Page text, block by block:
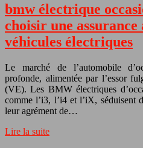
bmw électrique
choisir une assurance
véhicules électriques
Le marché de l’automobile
profonde, alimentée par l’essor
(VE). Les BMW électriques
comme l’i3, l’i4 et l’iX, séduisent
leur agrément de…
Lire la suite